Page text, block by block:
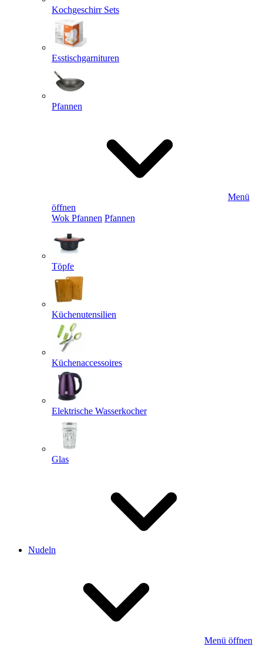
Kochgeschirr Sets
Esstischgarnituren
Pfannen
Menü
öffnen
Wok Pfannen Pfannen
Töpfe
Küchenutensilien
Küchenaccessoires
Elektrische Wasserkocher
Glas
Nudeln
Menü öffnen